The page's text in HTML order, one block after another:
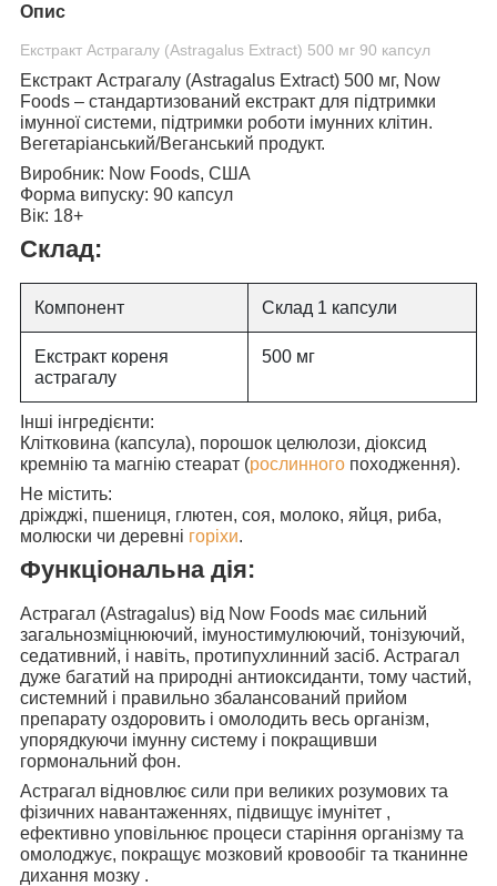
Опис
Екстракт Астрагалу (Astragalus Extract) 500 мг 90 капсул
Екстракт Астрагалу (Astragalus Extract) 500 мг, Now
Foods – стандартизований екстракт для підтримки
імунної системи, підтримки роботи імунних клітин.
Вегетаріанський/Веганський продукт.
Виробник: Now Foods, США
Форма випуску: 90 капсул
Вік: 18+
Склад:
Компонент Склад 1 капсули
Екстракт кореня
астрагалу
500 мг
Інші інгредієнти:
Клітковина (капсула), порошок целюлози, діоксид
кремнію та магнію стеарат (рослинного походження).
Не містить:
дріжджі, пшениця, глютен, соя, молоко, яйця, риба,
молюски чи деревні горіхи.
Функціональна дія:
Астрагал (Astragalus) від Now Foods має сильний
загальнозміцнюючий, імуностимулюючий, тонізуючий,
седативний, і навіть, протипухлинний засіб. Астрагал
дуже багатий на природні антиоксиданти, тому частий,
системний і правильно збалансований прийом
препарату оздоровить і омолодить весь організм,
упорядкуючи імунну систему і покращивши
гормональний фон.
Астрагал відновлює сили при великих розумових та
фізичних навантаженнях, підвищує імунітет ,
ефективно уповільнює процеси старіння організму та
омолоджує, покращує мозковий кровообіг та тканинне
дихання мозку .